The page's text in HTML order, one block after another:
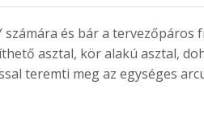
és bár a tervezőpáros
asztal, kör alakú asztal,
teremti meg az egységes